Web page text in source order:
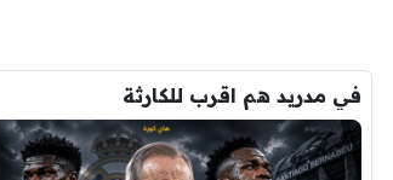
في مدريد هم اقرب للكارثة